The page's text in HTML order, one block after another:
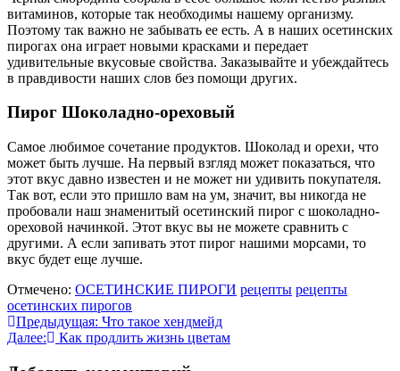
витаминов, которые так необходимы нашему организму.
Поэтому так важно не забывать ее есть. А в наших осетинских
пирогах она играет новыми красками и передает
удивительные вкусовые свойства. Заказывайте и убеждайтесь
в правдивости наших слов без помощи других.
Пирог Шоколадно-ореховый
Самое любимое сочетание продуктов. Шоколад и орехи, что
может быть лучше. На первый взгляд может показаться, что
этот вкус давно известен и не может ни удивить покупателя.
Так вот, если это пришло вам на ум, значит, вы никогда не
пробовали наш знаменитый осетинский пирог с шоколадно-
ореховой начинкой. Этот вкус вы не можете сравнить с
другими. А если запивать этот пирог нашими морсами, то
вкус будет еще лучше.
Отмечено: ОСЕТИНСКИЕ ПИРОГИ рецепты рецепты
осетинских пирогов
Навигация
по
Предыдущая: Что такое хендмейд
Далее:
Как продлить жизнь цветам